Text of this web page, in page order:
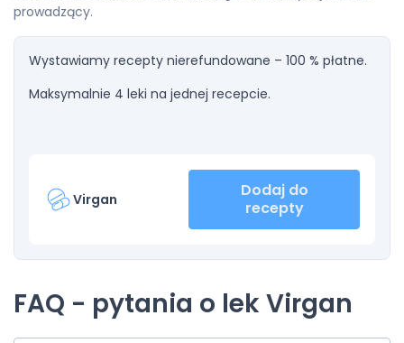
prowadzący.
Wystawiamy recepty nierefundowane – 100 % płatne.
Maksymalnie 4 leki na jednej recepcie.
Virgan
Dodaj do
recepty
FAQ - pytania o lek Virgan